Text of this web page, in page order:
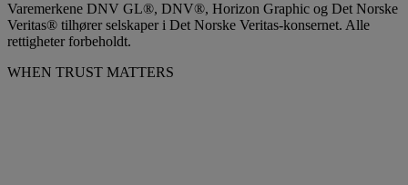
Varemerkene DNV GL®, DNV®, Horizon Graphic og Det Norske
Veritas® tilhører selskaper i Det Norske Veritas-konsernet. Alle
rettigheter forbeholdt.
WHEN TRUST MATTERS